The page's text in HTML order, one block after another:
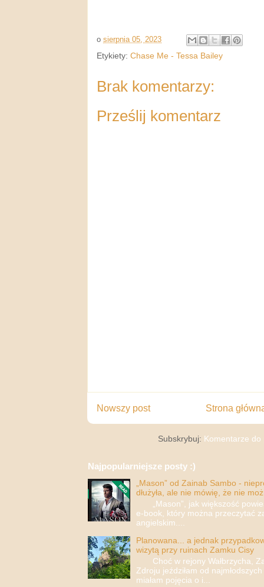
o sierpnia 05, 2023
Etykiety: Chase Me - Tessa Bailey
Brak komentarzy:
Prześlij komentarz
Nowszy post Strona
Subskrybuj: Komentarze do
Najpopularniejsze posty :)
„Mason” od Zainab Sambo -
dłużyła, ale nie mówię, że nie
„Mason”, jak większość
e-book, który można przeczytać
angielskim....
Planowana... a jednak
wizytą przy ruinach Zamku Cisy
Choć w rejony Wałbrzycha,
Zdroju jeździłam od
miałam pojęcia o i...